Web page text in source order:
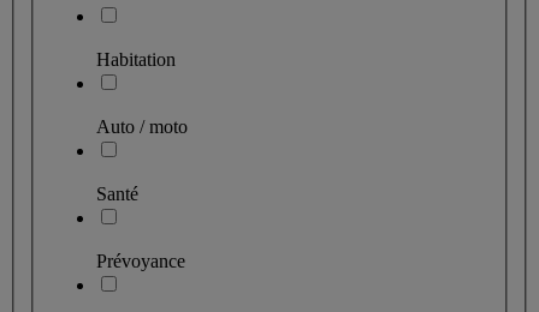
Habitation
Auto / moto
Santé
Prévoyance